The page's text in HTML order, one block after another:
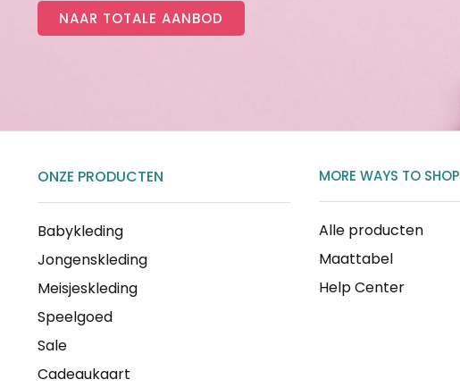
NAAR TOTALE AANBOD
ONZE PRODUCTEN
Babykleding
Jongenskleding
Meisjeskleding
Speelgoed
Sale
Cadeaukaart
MORE WAYS TO SHOP
Alle producten
Maattabel
Help Center